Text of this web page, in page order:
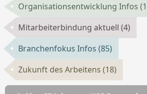
Organisationsentwicklung Infos
Mitarbeiterbindung aktuell(4)
Branchenfokus Infos(85)
Zukunft des Arbeitens(18)